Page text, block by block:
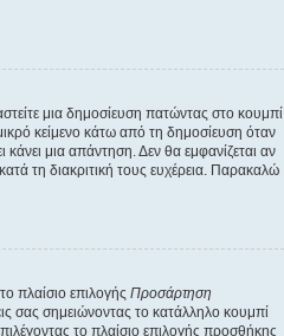
μια δημοσίευση πατώντας στο κουμπί
κείμενο κάτω από τη δημοσίευση όταν
μια απάντηση. Δεν θα εμφανίζεται αν
τη διακριτική τους ευχέρεια. Παρακαλώ
πλαίσιο επιλογής Προσάρτηση
σας σημειώνοντας το κατάλληλο κουμπί
το πλαίσιο επιλογής προσθήκης